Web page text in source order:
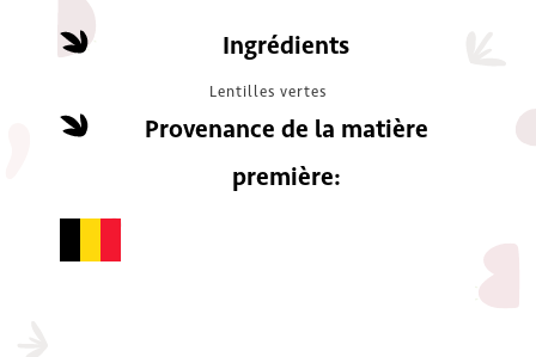
Ingrédients
Lentilles vertes
Provenance de la matière
première: